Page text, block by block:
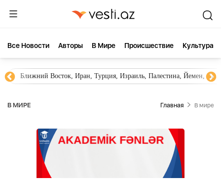
Все Новости Aвторы В Мире Происшествие Культура
Ближний Восток, Иран, Турция, Израиль, Палестина, Йемен,
В МИРЕ Главная В мире